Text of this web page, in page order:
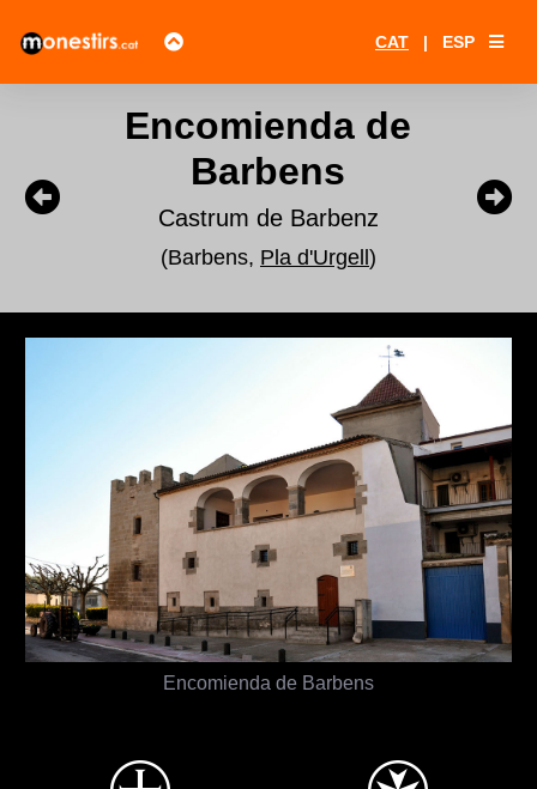
CAT | ESP
Encomienda de
Barbens
Castrum de Barbenz
(Barbens, Pla d'Urgell )
Encomienda de Barbens